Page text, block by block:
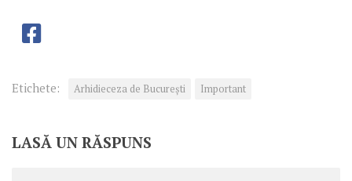
Etichete: Arhidieceza de București Important
LASĂ UN RĂSPUNS